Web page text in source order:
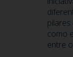
como
entre